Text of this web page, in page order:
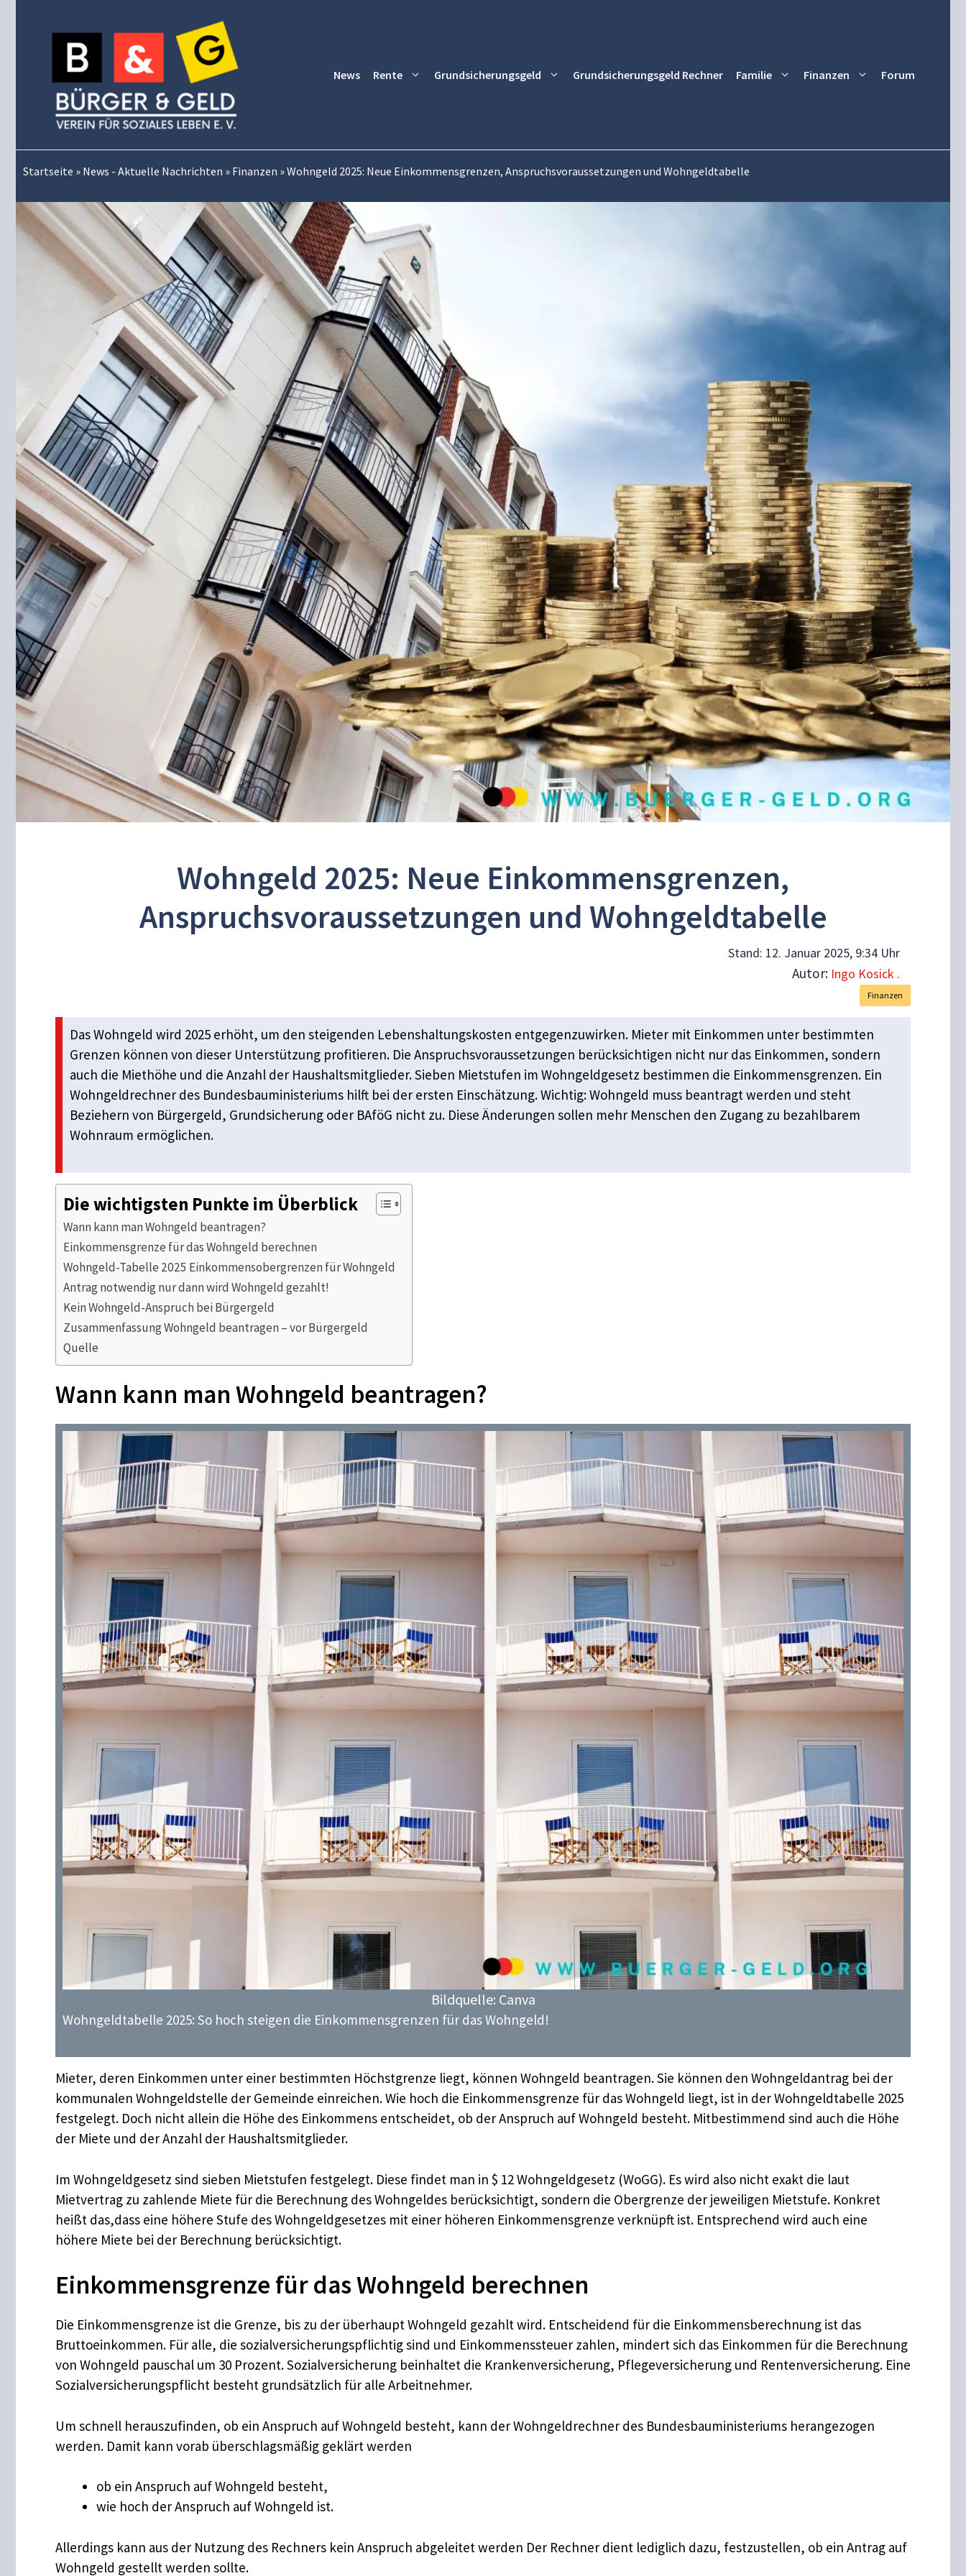
News Rente Grundsicherungsgeld Grundsicherungsgeld Rechner Familie Finanzen Forum
Startseite » News - Aktuelle Nachrichten » Finanzen »Wohngeld 2025: Neue Einkommensgrenzen, Anspruchsvoraussetzungen und Wohngeldtabelle
Wohngeld 2025: Neue Einkommensgrenzen,
Anspruchsvoraussetzungen und Wohngeldtabelle
Stand: 12. Januar 2025, 9:34 Uhr
Autor: Ingo Kosick .
Finanzen
Das Wohngeld wird 2025 erhöht, um den steigenden Lebenshaltungskosten entgegenzuwirken. Mieter mit Einkommen unter bestimmten
Grenzen können von dieser Unterstützung profitieren. Die Anspruchsvoraussetzungen berücksichtigen nicht nur das Einkommen, sondern
auch die Miethöhe und die Anzahl der Haushaltsmitglieder. Sieben Mietstufen im Wohngeldgesetz bestimmen die Einkommensgrenzen. Ein
Wohngeldrechner des Bundesbauministeriums hilft bei der ersten Einschätzung. Wichtig: Wohngeld muss beantragt werden und steht
Beziehern von Bürgergeld, Grundsicherung oder BAföG nicht zu. Diese Änderungen sollen mehr Menschen den Zugang zu bezahlbarem
Wohnraum ermöglichen.
Die wichtigsten Punkte im Überblick
Wann kann man Wohngeld beantragen?
Einkommensgrenze für das Wohngeld berechnen
Wohngeld-Tabelle 2025 Einkommensobergrenzen für Wohngeld
Antrag notwendig nur dann wird Wohngeld gezahlt!
Kein Wohngeld-Anspruch bei Bürgergeld
Zusammenfassung Wohngeld beantragen – vor Bürgergeld
Quelle
Wann kann man Wohngeld beantragen?
Bildquelle: Canva
Wohngeldtabelle 2025: So hoch steigen die Einkommensgrenzen für das Wohngeld!
Mieter, deren Einkommen unter einer bestimmten Höchstgrenze liegt, können Wohngeld beantragen. Sie können den Wohngeldantrag bei der
kommunalen Wohngeldstelle der Gemeinde einreichen. Wie hoch die Einkommensgrenze für das Wohngeld liegt, ist in der Wohngeldtabelle 2025
festgelegt. Doch nicht allein die Höhe des Einkommens entscheidet, ob der Anspruch auf Wohngeld besteht. Mitbestimmend sind auch die Höhe
der Miete und der Anzahl der Haushaltsmitglieder.
Im Wohngeldgesetz sind sieben Mietstufen festgelegt. Diese findet man in $ 12 Wohngeldgesetz (WoGG). Es wird also nicht exakt die laut
Mietvertrag zu zahlende Miete für die Berechnung des Wohngeldes berücksichtigt, sondern die Obergrenze der jeweiligen Mietstufe. Konkret
heißt das,dass eine höhere Stufe des Wohngeldgesetzes mit einer höheren Einkommensgrenze verknüpft ist. Entsprechend wird auch eine
höhere Miete bei der Berechnung berücksichtigt.
Einkommensgrenze für das Wohngeld berechnen
Die Einkommensgrenze ist die Grenze, bis zu der überhaupt Wohngeld gezahlt wird. Entscheidend für die Einkommensberechnung ist das
Bruttoeinkommen. Für alle, die sozialversicherungspflichtig sind und Einkommenssteuer zahlen, mindert sich das Einkommen für die Berechnung
von Wohngeld pauschal um 30 Prozent. Sozialversicherung beinhaltet die Krankenversicherung, Pflegeversicherung und Rentenversicherung. Eine
Sozialversicherungspflicht besteht grundsätzlich für alle Arbeitnehmer.
Um schnell herauszufinden, ob ein Anspruch auf Wohngeld besteht, kann der Wohngeldrechner des Bundesbauministeriums herangezogen
werden. Damit kann vorab überschlagsmäßig geklärt werden
ob ein Anspruch auf Wohngeld besteht,
wie hoch der Anspruch auf Wohngeld ist.
Allerdings kann aus der Nutzung des Rechners kein Anspruch abgeleitet werden Der Rechner dient lediglich dazu, festzustellen, ob ein Antrag auf
Wohngeld gestellt werden sollte.